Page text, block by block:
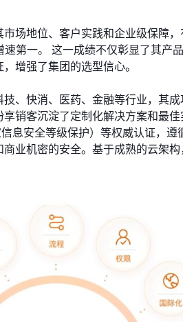
场地位、客户实践和企业级保障
第一。 这一成绩不仅彰显了其产
增强了集团的选型信心。
、快消、医药、金融等行业，其
销客沉淀了定制化解决方案和最
息安全等级保护）等权威认证，
业机密的安全。基于成熟的云架